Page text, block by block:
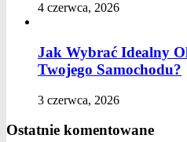
4 czerwca, 2026
Jak Wybrać Idealny
Twojego Samochodu?
3 czerwca, 2026
Ostatnie komentowane